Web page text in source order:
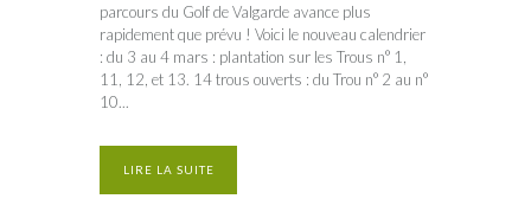
parcours du Golf de Valgarde avance plus
rapidement que prévu ! Voici le nouveau calendrier
: du 3 au 4 mars : plantation sur les Trous n° 1,
11, 12, et 13. 14 trous ouverts : du Trou n° 2 au n°
10...
LIRE LA SUITE